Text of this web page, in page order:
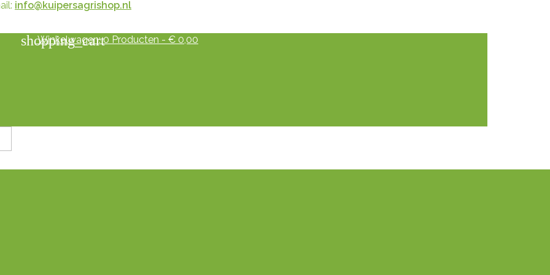
info@kuipersagrishop.nl
shopping_cart
Winkelwagen: 0 Producten - € 0,00